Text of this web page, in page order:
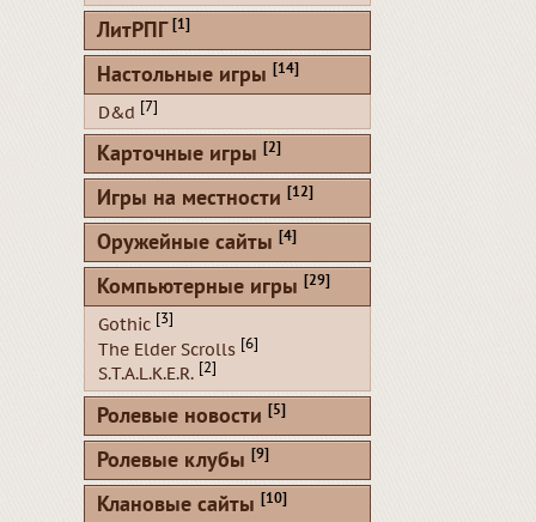
ЛитРПГ [1]
Настольные игры [14]
D&d [7]
Карточные игры [2]
Игры на местности [12]
Оружейные сайты [4]
Компьютерные игры [29]
Gothic [3]
The Elder Scrolls [6]
S.T.A.L.K.E.R. [2]
Ролевые новости [5]
Ролевые клубы [9]
Клановые сайты [10]